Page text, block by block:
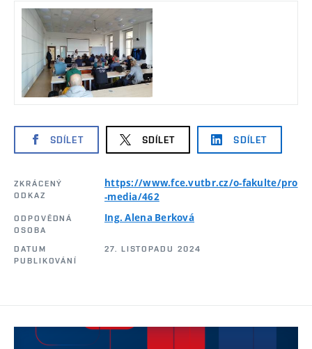
SDÍLET SDÍLET SDÍLET
ZKRÁCENÝ
ODKAZ
https://www.fce.vutbr.cz/o-fakulte/pro
-media/462
ODPOVĚDNÁ
OSOBA
Ing. Alena Berková
DATUM
PUBLIKOVÁNÍ
27. LISTOPADU 2024